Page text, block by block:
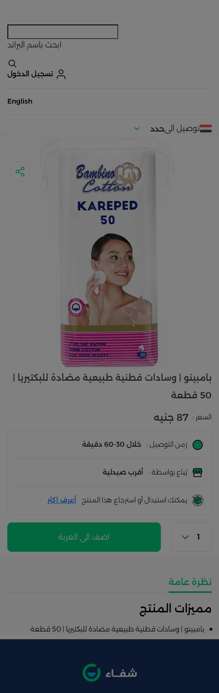
ابحث باسم البراند
تسجيل الدخول
English
توصيل الىحدد
بامبينو | وسادات قطنية طبيعية مضادة للبكتيريا |
50 قطعة
السعر : 87 جنيه
زمن التوصيل : خلال 30-60 دقيقة
يُباع بواسطة : أقرب صيدلية
يمكنك استبدال أو استرجاع هذا المنتج أعرف اكثر
اضف الى العربة
نظرة عامة
مميزات المنتج
بامبينو | وسادات قطنية طبيعية مضادة للبكتيريا | 50 قطعة